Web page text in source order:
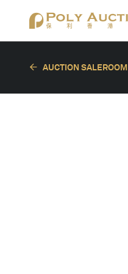
AUCTION SALEROOM